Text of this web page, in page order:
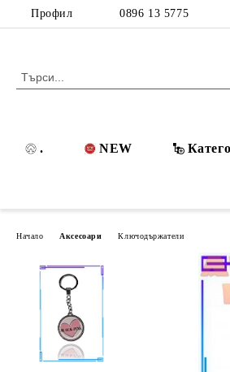
Профил 0896 13 5775
. NEW
Начало Аксесоари Ключодържатели